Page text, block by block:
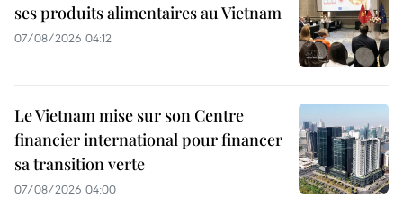
ses produits alimentaires au Vietnam
07/08/2026 04:12
Le Vietnam mise sur son Centre
financier international pour financer
sa transition verte
07/08/2026 04:00